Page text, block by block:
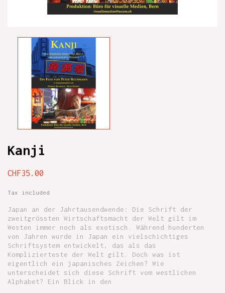
Kanji
CHF35.00
Tax included
Japan an der Jahrtausendwende: Die Schrift der
zweitgrössten Wirtschaftsmacht der Welt gilt im
Westen immer noch als exotisch. Während hunderten
von Jahren wurde in Japan ein vielschichtiges
Schriftsystem entwickelt, das als das
Komplizierteste der Welt gilt. Doch was ist
eigentlich ein japanisches Zeichen? Wie
unterscheidet sich diese Schrift vom westlichen
Alphabet? Ein Blick in den